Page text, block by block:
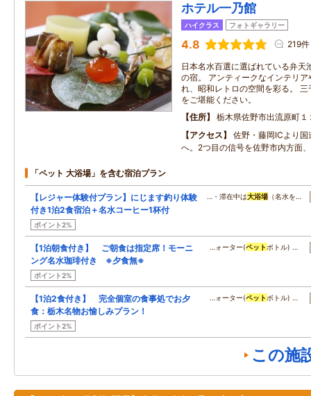
ホテル一乃館
ハイクラス フォトギャラリー
4.8 219件
日本名水百選に選ばれている弁天
の宿。 アンティークなインテリ
れ、昭和レトロの空間を彩る。
をご堪能ください。
住所
栃木県佐野市出流原町１
アクセス
佐野・藤岡ICより
へ。2つ目の信号を佐野市内方面
「ペット 大浴場」を含む宿泊プラン
【レジャー体験付プラン】にじます釣り体験
付き1泊2食宿泊＋名水コーヒー1杯付
ポイント2%
…・滞在中は大浴場 （名水を…
【1泊朝食付き】 ご朝食は指定席！モーニ
ング名水珈琲付き ※夕食無※
ポイント2%
…ォーター(ペット ボトル) …
【1泊2食付き】 完全個室の食事処でお夕
食：栃木名物お愉しみプラン！
ポイント2%
…ォーター(ペット ボトル) …
この施